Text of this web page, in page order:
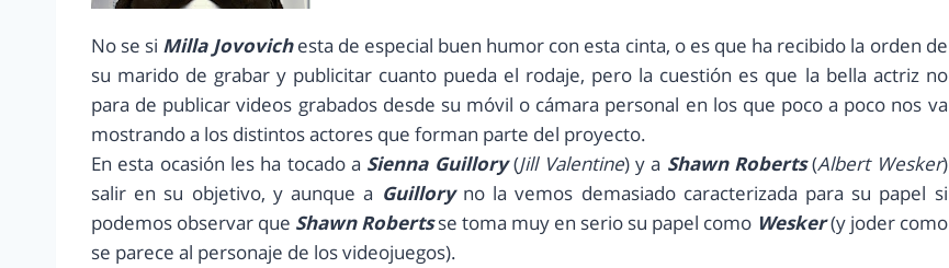
No se si Milla Jovovichesta de especial buen humor con esta cinta, o es que ha recibido la orden de
su marido de grabar y publicitar cuanto pueda el rodaje, pero la cuestión es que la bella actriz no
para de publicar videos grabados desde su móvil o cámara personal en los que poco a poco nos va
mostrando a los distintos actores que forman parte del proyecto.
En esta ocasión les ha tocado a Sienna Guillory(Jill Valentine) y a Shawn Roberts(Albert Wesker)
salir en su objetivo, y aunque a Guilloryno la vemos demasiado caracterizada para su papel si
podemos observar que Shawn Robertsse toma muy en serio su papel como Wesker(y joder como
se parece al personaje de los videojuegos).